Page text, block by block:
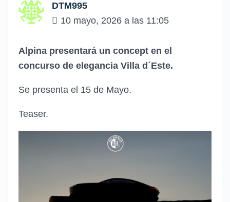
DTM995
10 mayo, 2026 a las 11:05
Alpina presentará un concept en el
concurso de elegancia Villa d´Este.
Se presenta el 15 de Mayo.
Teaser.